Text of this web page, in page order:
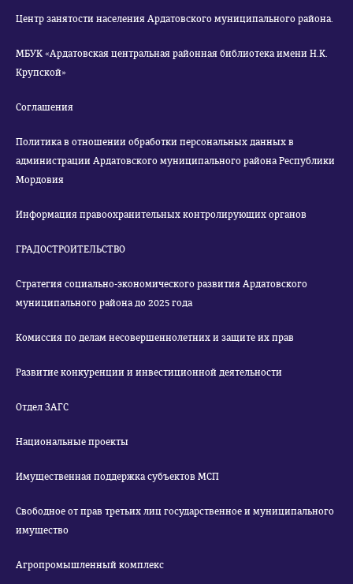
Центр занятости населения Ардатовского муниципального района.
МБУК «Ардатовская центральная районная библиотека имени Н.К.
Крупской»
Соглашения
Политика в отношении обработки персональных данных в
администрации Ардатовского муниципального района Республики
Мордовия
Информация правоохранительных контролирующих органов
ГРАДОСТРОИТЕЛЬСТВО
Стратегия социально-экономического развития Ардатовского
муниципального района до 2025 года
Комиссия по делам несовершеннолетних и защите их прав
Развитие конкуренции и инвестиционной деятельности
Отдел ЗАГС
Национальные проекты
Имущественная поддержка субъектов МСП
Свободное от прав третьих лиц государственное и муниципального
имущество
Агропромышленный комплекс